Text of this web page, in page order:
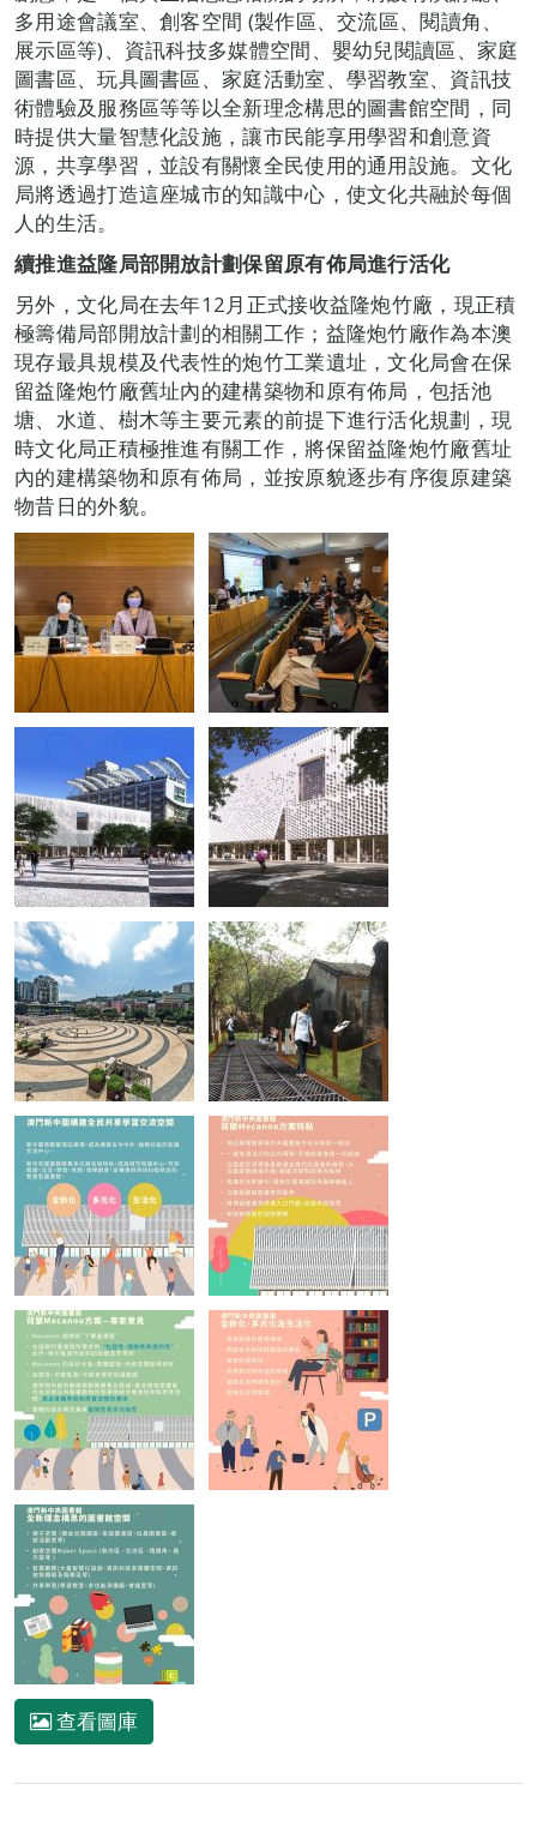
多用途會議室、創客空間 (製作區、交流區、閱讀角、
展示區等)、資訊科技多媒體空間、嬰幼兒閱讀區、家庭
圖書區、玩具圖書區、家庭活動室、學習教室、資訊技
術體驗及服務區等等以全新理念構思的圖書館空間，同
時提供大量智慧化設施，讓市民能享用學習和創意資
源，共享學習，並設有關懷全民使用的通用設施。文化
局將透過打造這座城市的知識中心，使文化共融於每個
人的生活。
續推進益隆局部開放計劃保留原有佈局進行活化
另外，文化局在去年12月正式接收益隆炮竹廠，現正積
極籌備局部開放計劃的相關工作；益隆炮竹廠作為本澳
現存最具規模及代表性的炮竹工業遺址，文化局會在保
留益隆炮竹廠舊址內的建構築物和原有佈局，包括池
塘、水道、樹木等主要元素的前提下進行活化規劃，現
時文化局正積極推進有關工作，將保留益隆炮竹廠舊址
內的建構築物和原有佈局，並按原貌逐步有序復原建築
物昔日的外貌。
查看圖庫